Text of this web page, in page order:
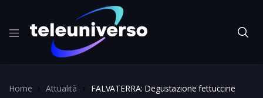
Home Attualità FALVATERRA: Degustazione fettuccine